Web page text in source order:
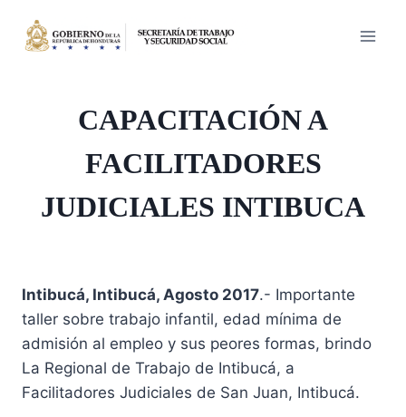
CAPACITACIÓN A
FACILITADORES
JUDICIALES INTIBUCA
Intibucá, Intibucá, Agosto 2017.- Importante
taller sobre trabajo infantil, edad mínima de
admisión al empleo y sus peores formas, brindo
La Regional de Trabajo de Intibucá, a
Facilitadores Judiciales de San Juan, Intibucá.